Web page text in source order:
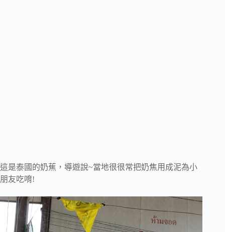
這是泰國的奶蕉，導遊說~當地很很常把奶焦用成泥為小
朋友吃唷!